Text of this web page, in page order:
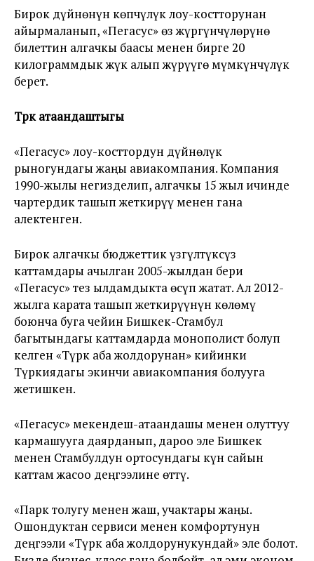
Бирок дүйнөнүн көпчүлүк лоу-костторунан
айырмаланып, «Пегасус» өз жүргүнчүлөрүнө
билеттин алгачкы баасы менен бирге 20
килограммдык жүк алып жүрүүгө мүмкүнчүлүк
берет.
Түрк атаандаштыгы
«Пегасус» лоу-косттордун дүйнөлүк
рыногундагы жаңы авиакомпания. Компания
1990-жылы негизделип, алгачкы 15 жыл ичинде
чартердик ташып жеткирүү менен гана
алектенген.
Бирок алгачкы бюджеттик үзгүлтүксүз
каттамдары ачылган 2005-жылдан бери
«Пегасус» тез ылдамдыкта өсүп жатат. Ал 2012-
жылга карата ташып жеткирүүнүн көлөмү
боюнча буга чейин Бишкек-Стамбул
багытындагы каттамдарда монополист болуп
келген «Түрк аба жолдорунан» кийинки
Түркиядагы экинчи авиакомпания болууга
жетишкен.
«Пегасус» мекендеш-атаандашы менен олуттуу
кармашууга даярданып, дароо эле Бишкек
менен Стамбулдун ортосундагы күн сайын
каттам жасоо деңгээлине өттү.
«Парк толугу менен жаш, учактары жаңы.
Ошондуктан сервиси менен комфортунун
деңгээли «Түрк аба жолдорунукундай» эле болот.